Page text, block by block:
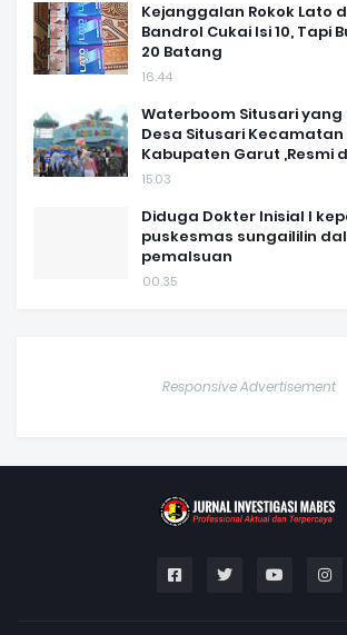
Kejanggalan Rokok Lato
Bandrol Cukai Isi 10, Tapi
20 Batang
16.44
Waterboom Situsari
Desa Situsari Kecamatan
Kabupaten Garut ,Resmi
15.03
Diduga Dokter Inisial I
puskesmas sungaililin
pemalsuan
00.35
Responsive Advertisement